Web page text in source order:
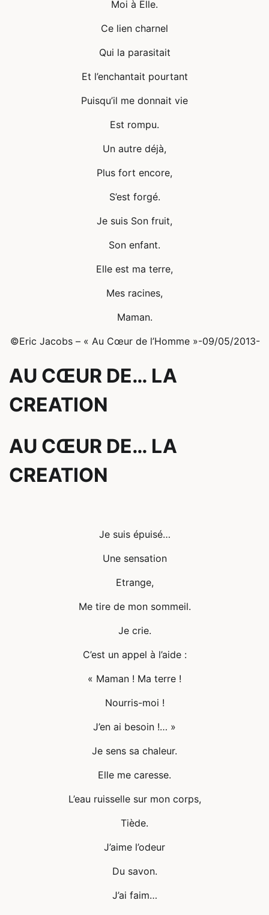
Moi à Elle.
Ce lien charnel
Qui la parasitait
Et l’enchantait pourtant
Puisqu’il me donnait vie
Est rompu.
Un autre déjà,
Plus fort encore,
S’est forgé.
Je suis Son fruit,
Son enfant.
Elle est ma terre,
Mes racines,
Maman.
©Eric Jacobs – « Au Cœur de l’Homme »-09/05/2013-
AU CŒUR DE… LA
CREATION
AU CŒUR DE… LA
CREATION
Je suis épuisé…
Une sensation
Etrange,
Me tire de mon sommeil.
Je crie.
C’est un appel à l’aide :
« Maman ! Ma terre !
Nourris-moi !
J’en ai besoin !… »
Je sens sa chaleur.
Elle me caresse.
L’eau ruisselle sur mon corps,
Tiède.
J’aime l’odeur
Du savon.
J’ai faim…